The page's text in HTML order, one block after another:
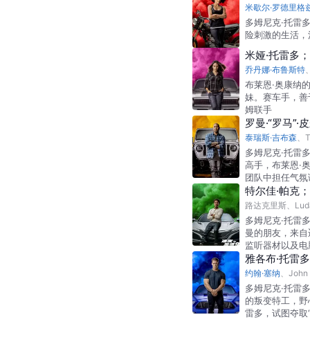
米歇尔·罗德里格
多姆尼克·托雷
险刺激的生活
米娅·托雷多
乔丹娜·布鲁斯特
布莱恩·奥康纳
妹。赛车手，
姆联手
罗曼·“罗马
泰瑞斯·吉布森
多姆尼克·托雷
高手，布莱恩·
团队中担任气
特尔佳·帕克
路达克里斯
多姆尼克·托雷
曼的朋友，来
监听器材以及
雅各布·托雷
约翰·塞纳 John
多姆尼克·托雷
的叛变特工，
雷多，试图夺